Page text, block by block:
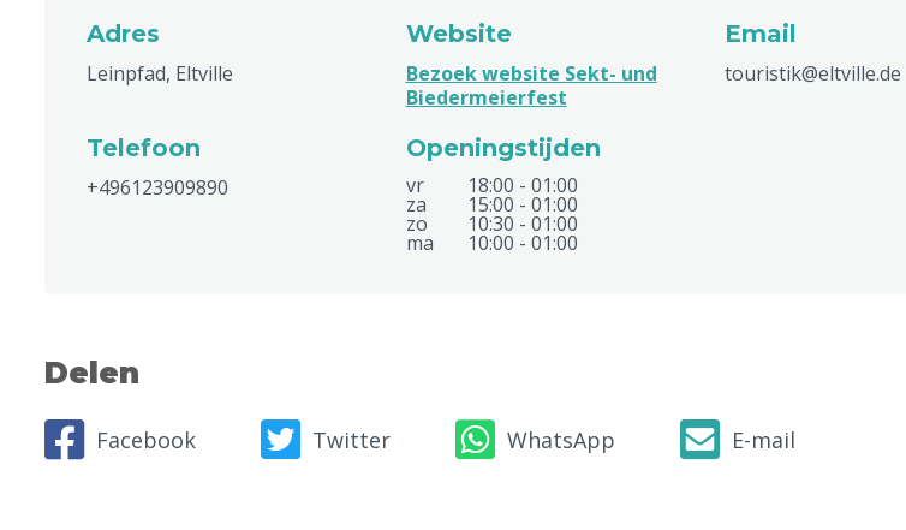
Adres
Leinpfad, Eltville
Website
Bezoek website Sekt- und
Biedermeierfest
Email
touristik@eltville.de
Telefoon
+496123909890
Openingstijden
vr 18:00 - 01:00
za 15:00 - 01:00
zo 10:30 - 01:00
ma 10:00 - 01:00
Delen
Facebook Twitter WhatsApp E-mail